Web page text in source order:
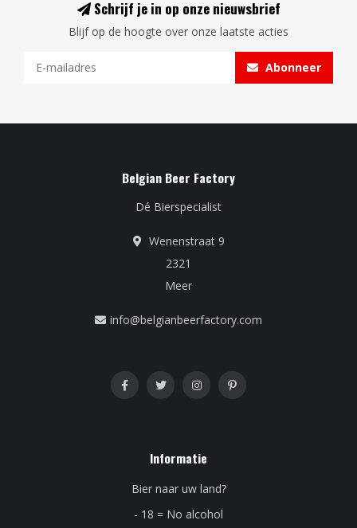
Schrijf je in op onze nieuwsbrief
Blijf op de hoogte over onze laatste acties
Abonneer
Belgian Beer Factory
Dé Bierspecialist
Wenenstraat 9
2321
Meer
info@belgianbeerfactory.com
Informatie
Bier naar uw land?
- 18 = No alcohol